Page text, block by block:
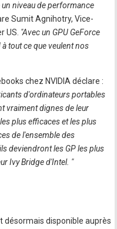
niveau de performance
Sumit Agnihotry, Vice-
US. "Avec un GPU GeForce
tout ce que veulent nos
chez NVIDIA déclare :
d'ordinateurs portables
vraiment dignes de leur
plus efficaces et les plus
de l'ensemble des
deviendront les GP les plus
Ivy Bridge d'Intel. "
désormais disponible auprès